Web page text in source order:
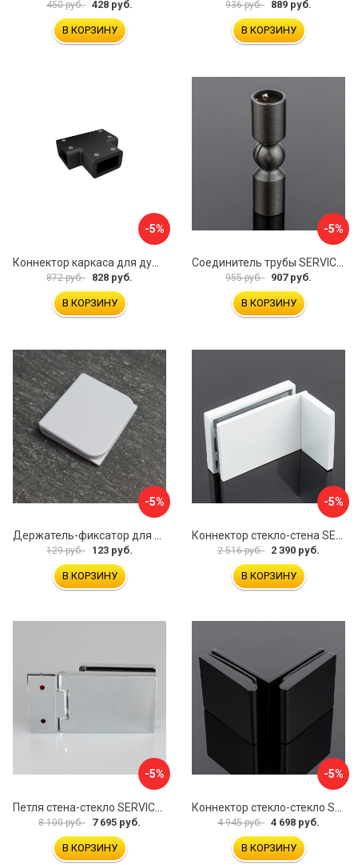
450 руб. 428 руб.
В КОРЗИНУ
936 руб. 889 руб.
В КОРЗИНУ
-5%
872 руб. 828 руб.
В КОРЗИНУ
-5%
955 руб. 907 руб.
В КОРЗИНУ
-5%
129 руб. 123 руб.
В КОРЗИНУ
-5%
2 516 руб. 2 390 руб.
В КОРЗИНУ
-5%
Петля стена-стекло SERVICE PLUS P03-101CR/brass
8 100 руб. 7 695 руб.
В КОРЗИНУ
-5%
Коннектор стекло-стекло SERVICE PLUS K03-201BLK/brass
4 945 руб. 4 698 руб.
В КОРЗИНУ